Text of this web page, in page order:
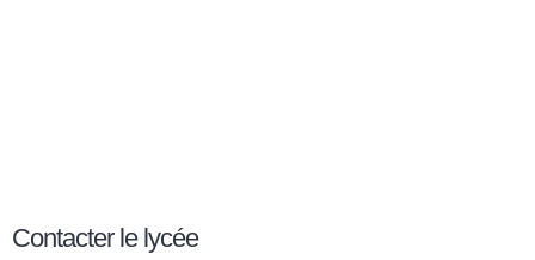
Contacter le lycée